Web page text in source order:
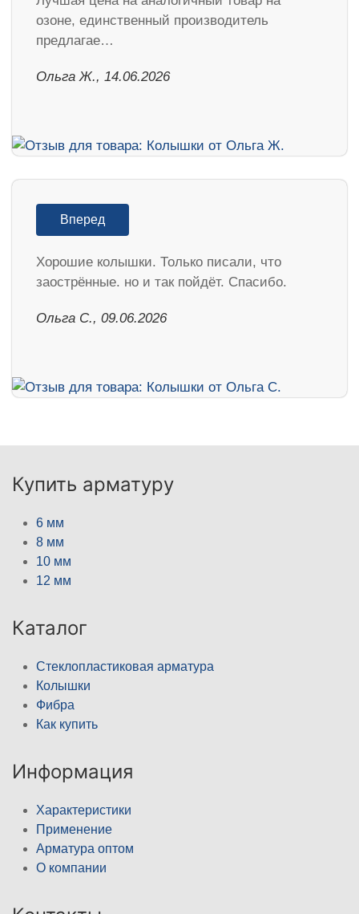
озоне, единственный производитель
предлагае…
Ольга Ж., 14.06.2026
Вперед
Хорошие колышки. Только писали, что
заострённые. но и так пойдёт. Спасибо.
Ольга С., 09.06.2026
Купить арматуру
6 мм
8 мм
10 мм
12 мм
Каталог
Стеклопластиковая арматура
Колышки
Фибра
Как купить
Информация
Характеристики
Применение
Арматура оптом
О компании